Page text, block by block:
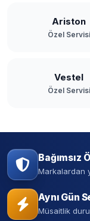
Ariston
Özel Servisi
Vestel
Özel Servisi
Bağımsız
Markalardan
Aynı Gün
Müsaitlik